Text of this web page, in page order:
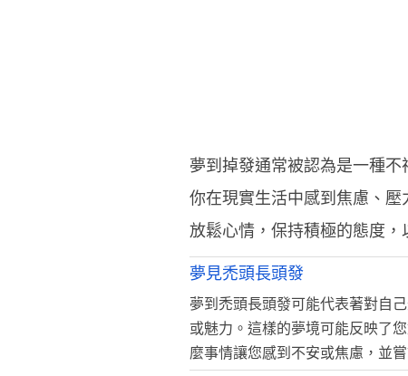
夢到掉發通常被認為是一種
你在現實生活中感到焦慮、
放鬆心情，保持積極的態度，
夢見禿頭長頭發
夢到禿頭長頭發可能代表著對自
或魅力。這樣的夢境可能反映了
麼事情讓您感到不安或焦慮，並